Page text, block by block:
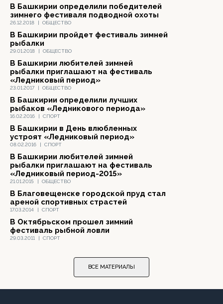
26.12.2018 | ОБЩЕСТВО
В Башкирии определили победителей
зимнего фестиваля подводной охоты
29.01.2018 | ОБЩЕСТВО
В Башкирии пройдет фестиваль зимней
рыбалки
23.01.2017 | ОБЩЕСТВО
В Башкирии любителей зимней
рыбалки приглашают на фестиваль
«Ледниковый период»
16.02.2016 | СПОРТ
В Башкирии определили лучших
рыбаков «Ледникового периода»
08.02.2016 | СПОРТ
В Башкирии в День влюбленных
устроят «Ледниковый период»
21.01.2015 | ОБЩЕСТВО
В Башкирии любителей зимней
рыбалки приглашают на фестиваль
«Ледниковый период-2015»
17.03.2014 | СПОРТ
В Благовещенске городской пруд стал
ареной спортивных страстей
29.03.2011 | СПОРТ
В Октябрьском прошел зимний
фестиваль рыбной ловли
ВСЕ МАТЕРИАЛЫ